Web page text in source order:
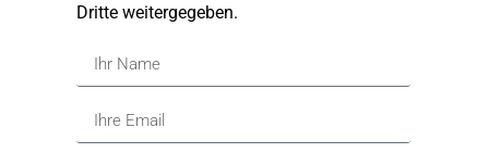
Dritte weitergegeben.